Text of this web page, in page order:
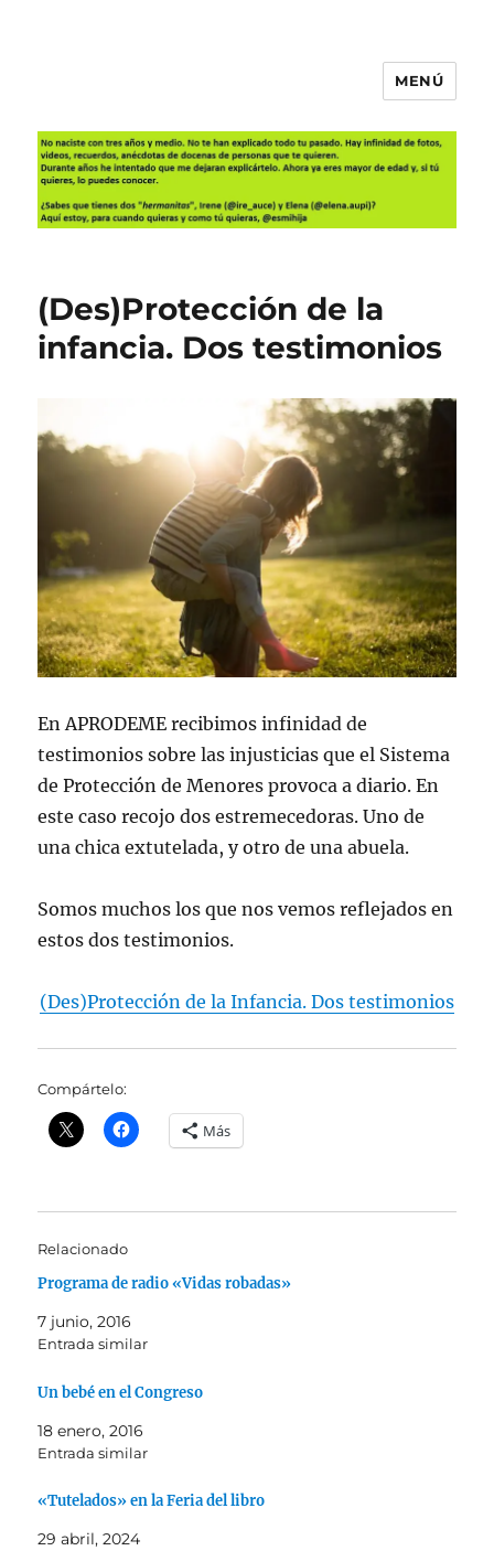
MENÚ
(Des)Protección de la
infancia. Dos testimonios
En APRODEME recibimos infinidad de
testimonios sobre las injusticias que el Sistema
de Protección de Menores provoca a diario. En
este caso recojo dos estremecedoras. Uno de
una chica extutelada, y otro de una abuela.
Somos muchos los que nos vemos reflejados en
estos dos testimonios.
(Des)Protección de la Infancia. Dos testimonios
Compártelo:
Más
Relacionado
Programa de radio «Vidas robadas»
7 junio, 2016
Entrada similar
Un bebé en el Congreso
18 enero, 2016
Entrada similar
«Tutelados» en la Feria del libro
29 abril, 2024